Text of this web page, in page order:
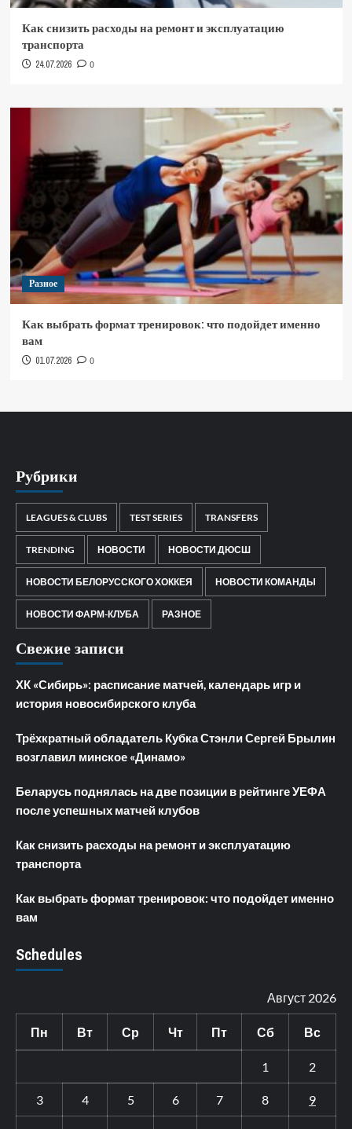
Как снизить расходы на ремонт и эксплуатацию
транспорта
24.07.2026 0
Разное
Как выбрать формат тренировок: что подойдет именно
вам
01.07.2026 0
Рубрики
LEAGUES & CLUBS TEST SERIES TRANSFERS
TRENDING НОВОСТИ НОВОСТИ ДЮСШ
НОВОСТИ БЕЛОРУССКОГО ХОККЕЯ НОВОСТИ КОМАНДЫ
НОВОСТИ ФАРМ-КЛУБА РАЗНОЕ
Свежие записи
ХК «Сибирь»: расписание матчей, календарь игр и
история новосибирского клуба
Трёхкратный обладатель Кубка Стэнли Сергей Брылин
возглавил минское «Динамо»
Беларусь поднялась на две позиции в рейтинге УЕФА
после успешных матчей клубов
Как снизить расходы на ремонт и эксплуатацию
транспорта
Как выбрать формат тренировок: что подойдет именно
вам
Schedules
Август 2026
Пн Вт Ср Чт Пт Сб Вс
1 2
3 4 5 6 7 8 9